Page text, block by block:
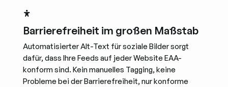
Barrierefreiheit im großen Maßstab
Automatisierter Alt-Text für soziale Bilder sorgt
dafür, dass Ihre Feeds auf jeder Website EAA-
konform sind. Kein manuelles Tagging, keine
Probleme bei der Barrierefreiheit, nur konforme